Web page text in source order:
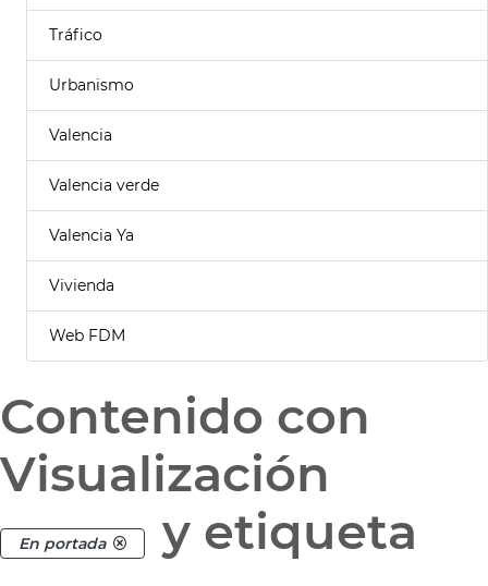
Tráfico
Urbanismo
Valencia
Valencia verde
Valencia Ya
Vivienda
Web FDM
Contenido con
Visualización
En portada
y etiqueta